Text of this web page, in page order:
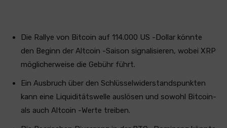
Die Rallye von Bitcoin auf 114.000 US -Dollar könnte
den Beginn der Altcoin -Saison signalisieren, wobei XRP
möglicherweise die Gebühr führt.
Ein Ausbruch über den Schlüsselwiderstandspunkten
kann eine Liquiditätswelle auslösen und sowohl Bitcoin-
als auch Altcoin -Werte treiben.